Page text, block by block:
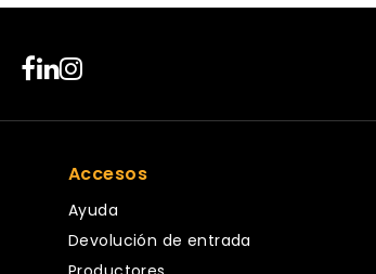
Accesos
Ayuda
Devolución de entrada